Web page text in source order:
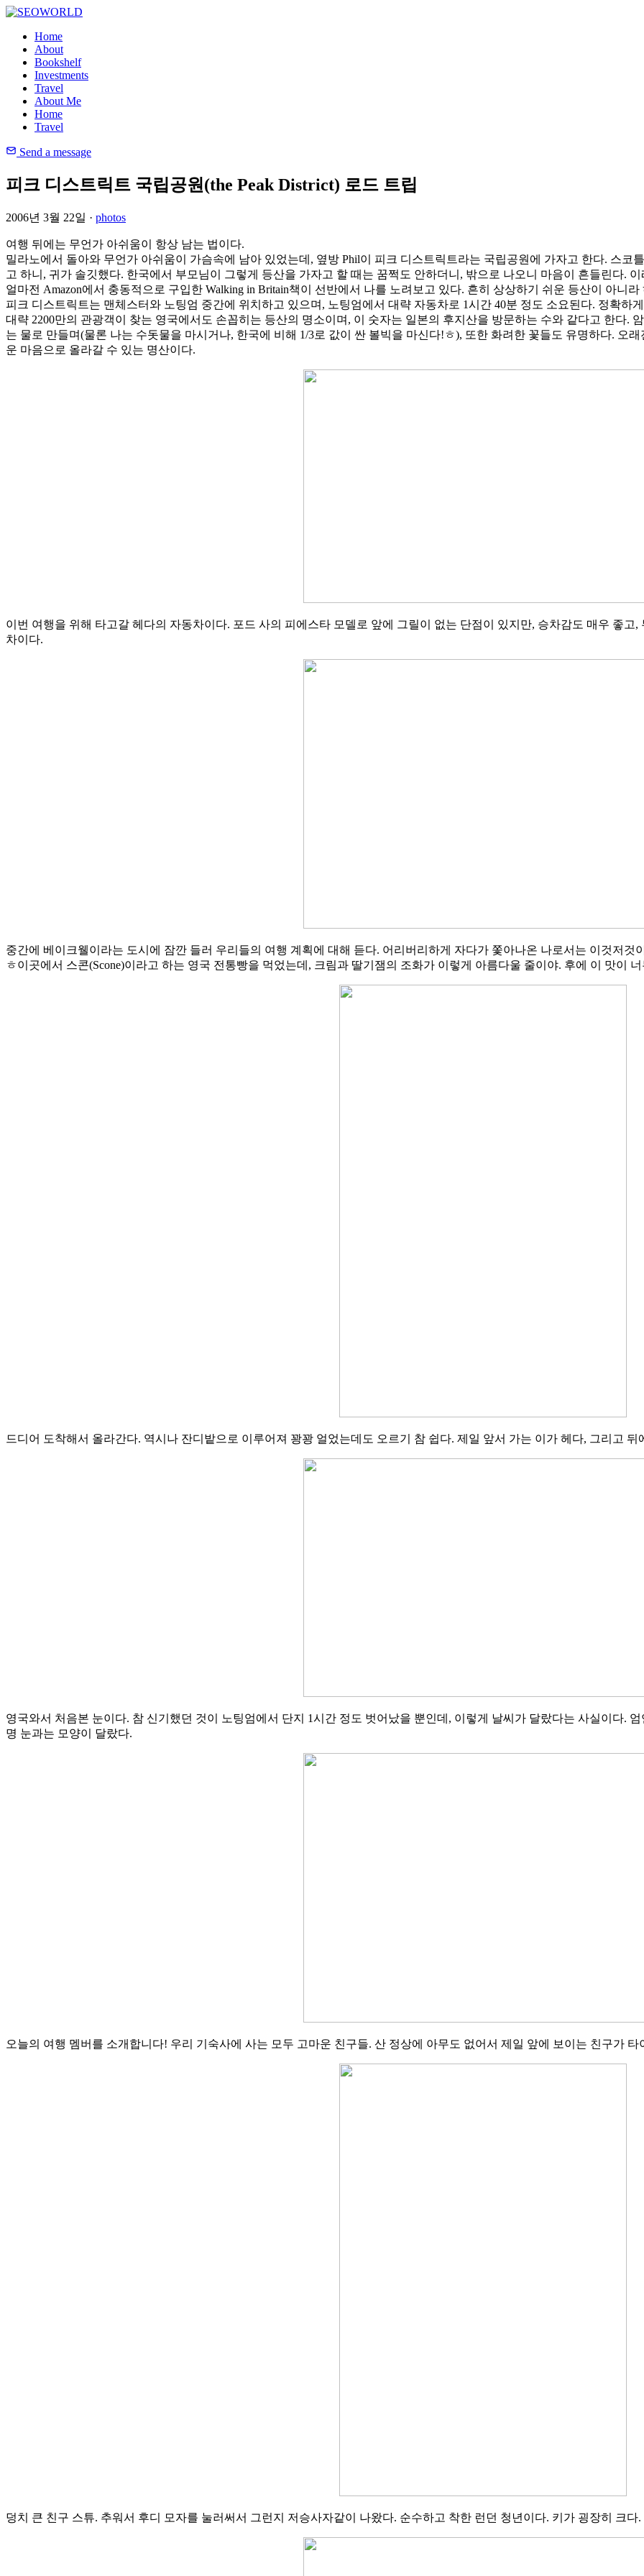
Home
About
Bookshelf
Investments
Travel
About Me
Home
Travel
Send a message
피크 디스트릭트 국립공원(the Peak District) 로드 트립
2006년 3월 22일 · photos
여행 뒤에는 무언가 아쉬움이 항상 남는 법이다.
밀라노에서 돌아와 무언가 아쉬움이 가슴속에 남아 있었는데, 옆방 Phil이 피크 디스트릭트라는 국립공원에 가자고 한다. 스코
고 하니, 귀가 솔깃했다. 한국에서 부모님이 그렇게 등산을 가자고 할 때는 꿈쩍도 안하더니, 밖으로 나오니 마음이 흔들린다.
얼마전 Amazon에서 충동적으로 구입한 Walking in Britain책이 선반에서 나를 노려보고 있다. 흔히 상상하기 쉬운 등산이 아니
피크 디스트릭트는 맨체스터와 노팅엄 중간에 위치하고 있으며, 노팅엄에서 대략 자동차로 1시간 40분 정도 소요된다. 정확하
대략 2200만의 관광객이 찾는 영국에서도 손꼽히는 등산의 명소이며, 이 숫자는 일본의 후지산을 방문하는 수와 같다고 한다.
는 물로 만들며(물론 나는 수돗물을 마시거나, 한국에 비해 1/3로 값이 싼 볼빅을 마신다!ㅎ), 또한 화려한 꽃들도 유명하다. 오
운 마음으로 올라갈 수 있는 명산이다.
이번 여행을 위해 타고갈 헤다의 자동차이다. 포드 사의 피에스타 모델로 앞에 그릴이 없는 단점이 있지만, 승차감도 매우 좋
차이다.
중간에 베이크웰이라는 도시에 잠깐 들러 우리들의 여행 계획에 대해 듣다. 어리버리하게 자다가 쫓아나온 나로서는 이것저것
ㅎ이곳에서 스콘(Scone)이라고 하는 영국 전통빵을 먹었는데, 크림과 딸기잼의 조화가 이렇게 아름다울 줄이야. 후에 이 맛이
드디어 도착해서 올라간다. 역시나 잔디밭으로 이루어져 꽝꽝 얼었는데도 오르기 참 쉽다. 제일 앞서 가는 이가 헤다, 그리고 뒤
영국와서 처음본 눈이다. 참 신기했던 것이 노팅엄에서 단지 1시간 정도 벗어났을 뿐인데, 이렇게 날씨가 달랐다는 사실이다.
명 눈과는 모양이 달랐다.
오늘의 여행 멤버를 소개합니다! 우리 기숙사에 사는 모두 고마운 친구들. 산 정상에 아무도 없어서 제일 앞에 보이는 친구가
덩치 큰 친구 스튜. 추워서 후디 모자를 눌러써서 그런지 저승사자같이 나왔다. 순수하고 착한 런던 청년이다. 키가 굉장히 크다.